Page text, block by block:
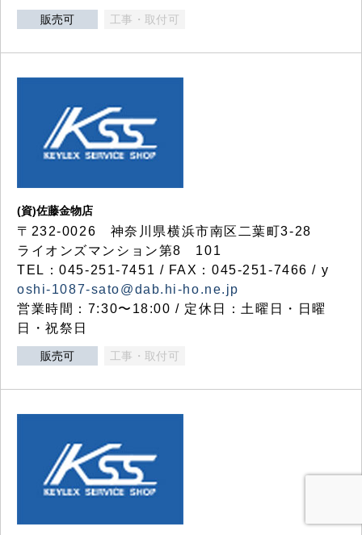
販売可 工事・取付可
(資)佐藤金物店
〒232-0026 神奈川県横浜市南区二葉町3-28
ライオンズマンション第8 101
TEL：045-251-7451 / FAX：045-251-7466 / y
oshi-1087-sato@dab.hi-ho.ne.jp
営業時間：7:30〜18:00 / 定休日：土曜日・日曜
日・祝祭日
販売可 工事・取付可